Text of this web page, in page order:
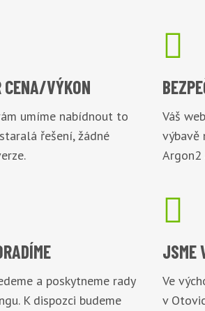
CENA/VÝKON
umíme nabídnout to
řešení, žádné

Váš
výbavě
Argon2
a poskytneme rady
K dispozci budeme

JSME
Ve
v